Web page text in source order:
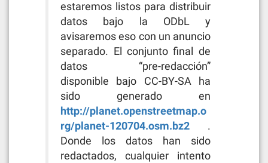
estaremos listos para distribuir
datos bajo la ODbL y
avisaremos eso con un anuncio
separado. El conjunto final de
datos “pre-redacción”
disponible bajo CC-BY-SA ha
sido generado en
http://planet.openstreetmap.o
rg/planet-120704.osm.bz2 .
Donde los datos han sido
redactados, cualquier intento